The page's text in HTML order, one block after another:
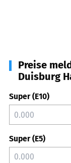
Preise
Duisburg
Super (E10)
Super (E5)